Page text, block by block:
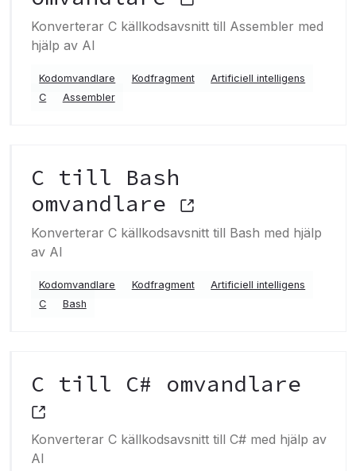
Konverterar C källkodsavsnitt till Assembler med
hjälp av AI
Kodomvandlare Kodfragment
Artificiell intelligens
C
Assembler
C till Bash
omvandlare
Konverterar C källkodsavsnitt till Bash med hjälp
av AI
Kodomvandlare Kodfragment
Artificiell intelligens
C
Bash
C till C# omvandlare
Konverterar C källkodsavsnitt till C# med hjälp av
AI